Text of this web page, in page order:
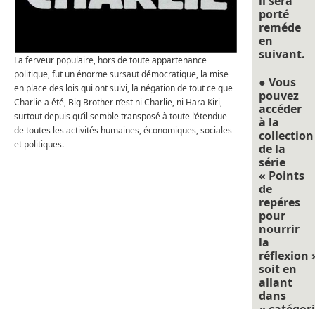
La ferveur populaire, hors de toute appartenance
politique, fut un énorme sursaut démocratique, la mise
en place des lois qui ont suivi, la négation de tout ce que
Charlie a été, Big Brother n’est ni Charlie, ni Hara Kiri,
surtout depuis qu’il semble transposé à toute l’étendue
de toutes les activités humaines, économiques, sociales
et politiques.
porté
reméde
en
suivant.
● Vous
pouvez
accéder
à la
collection
de la
série
« Points
de
repéres
pour
nourrir
la
réflexion
soit en
allant
dans